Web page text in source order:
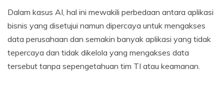
Dalam kasus AI, hal ini mewakili perbedaan antara aplikasi
bisnis yang disetujui namun dipercaya untuk mengakses
data perusahaan dan semakin banyak aplikasi yang tidak
tepercaya dan tidak dikelola yang mengakses data
tersebut tanpa sepengetahuan tim TI atau keamanan.